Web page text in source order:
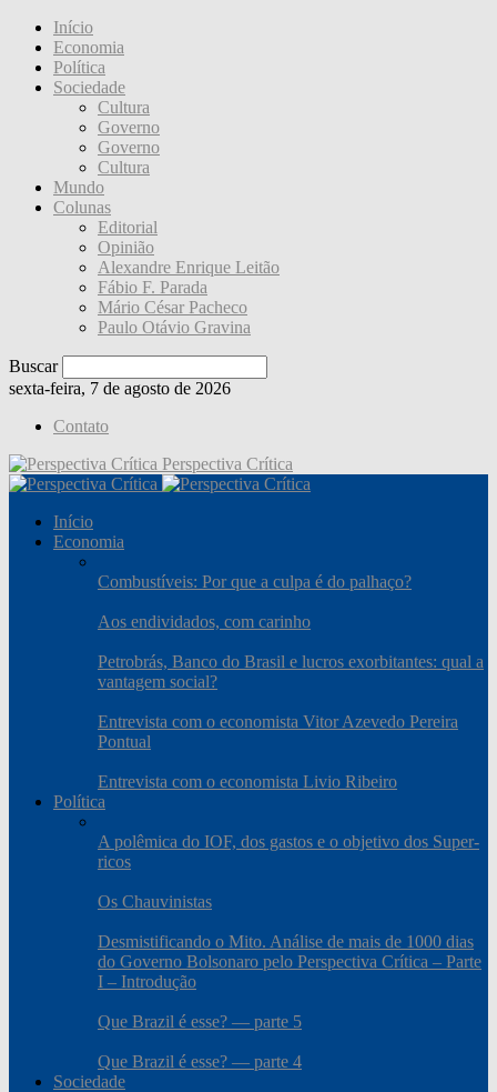
Início
Economia
Política
Sociedade
Cultura
Governo
Governo
Cultura
Mundo
Colunas
Editorial
Opinião
Alexandre Enrique Leitão
Fábio F. Parada
Mário César Pacheco
Paulo Otávio Gravina
Buscar
sexta-feira, 7 de agosto de 2026
Contato
Perspectiva Crítica
Início
Economia
Combustíveis: Por que a culpa é do palhaço?
Aos endividados, com carinho
Petrobrás, Banco do Brasil e lucros exorbitantes: qual a
vantagem social?
Entrevista com o economista Vitor Azevedo Pereira
Pontual
Entrevista com o economista Livio Ribeiro
Política
A polêmica do IOF, dos gastos e o objetivo dos Super-
ricos
Os Chauvinistas
Desmistificando o Mito. Análise de mais de 1000 dias
do Governo Bolsonaro pelo Perspectiva Crítica – Parte
I – Introdução
Que Brazil é esse? — parte 5
Que Brazil é esse? — parte 4
Sociedade